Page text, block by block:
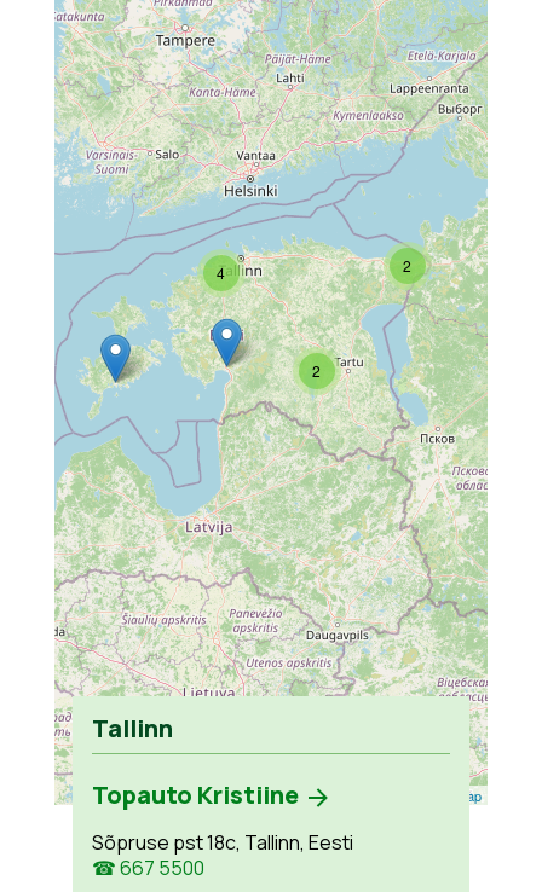
2
2
4
Leaflet OpenStreetMap
Tallinn
Topauto Kristiine
Sõpruse pst 18c, Tallinn, Eesti
☎ 667 5500